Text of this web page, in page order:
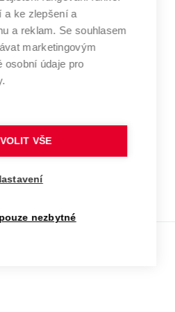
technické
Brně
V BRNĚ
a ke zlepšení a
a reklam. Se souhlasem
marketingovým
osobní údaje pro
VŠE
nezbytné